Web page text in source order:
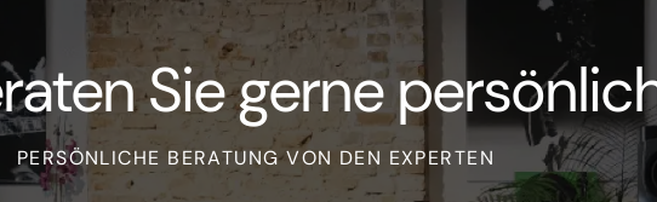
Sie gerne
PERSÖNLICHE BERATUNG VON DEN EXPERTEN